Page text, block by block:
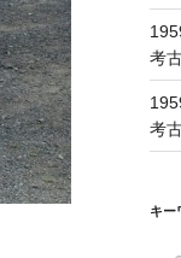
考
考
キー